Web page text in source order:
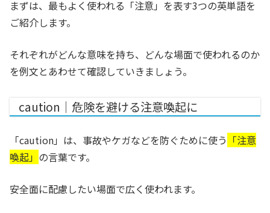
まずは、最もよく使われる「注意」を表す3つの英単語を
ご紹介します。
それぞれがどんな意味を持ち、どんな場面で使われるのか
を例文とあわせて確認していきましょう。
caution｜危険を避ける注意喚起に
「caution」は、事故やケガなどを防ぐために使う 「注意
喚起」 の言葉です。
安全面に配慮したい場面で広く使われます。